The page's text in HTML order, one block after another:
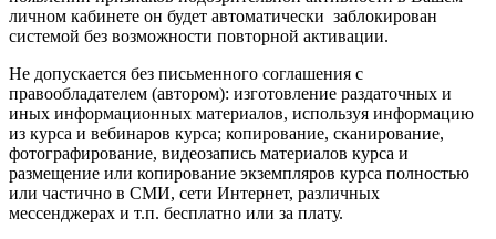
личном кабинете он будет автоматически заблокирован
системой без возможности повторной активации.
Не допускается без письменного соглашения с
правообладателем (автором): изготовление раздаточных и
иных информационных материалов, используя информацию
из курса и вебинаров курса; копирование, сканирование,
фотографирование, видеозапись материалов курса и
размещение или копирование экземпляров курса полностью
или частично в СМИ, сети Интернет, различных
мессенджерах и т.п. бесплатно или за плату.